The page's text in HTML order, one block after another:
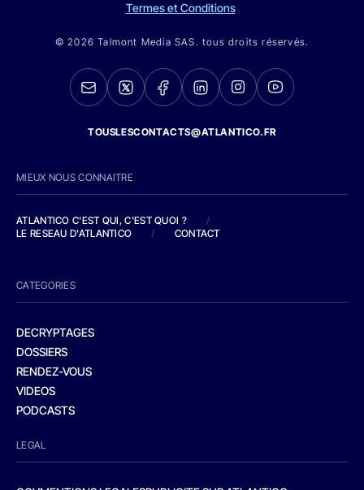
Termes et Conditions
© 2026 Talmont Media SAS. tous droits réservés.
TOUSLESCONTACTS@ATLANTICO.FR
MIEUX NOUS CONNAITRE
ATLANTICO C'EST QUI, C'EST QUOI ?
/
LE RESEAU D'ATLANTICO
/ CONTACT
CATEGORIES
DECRYPTAGES
DOSSIERS
RENDEZ-VOUS
VIDEOS
PODCASTS
LEGAL